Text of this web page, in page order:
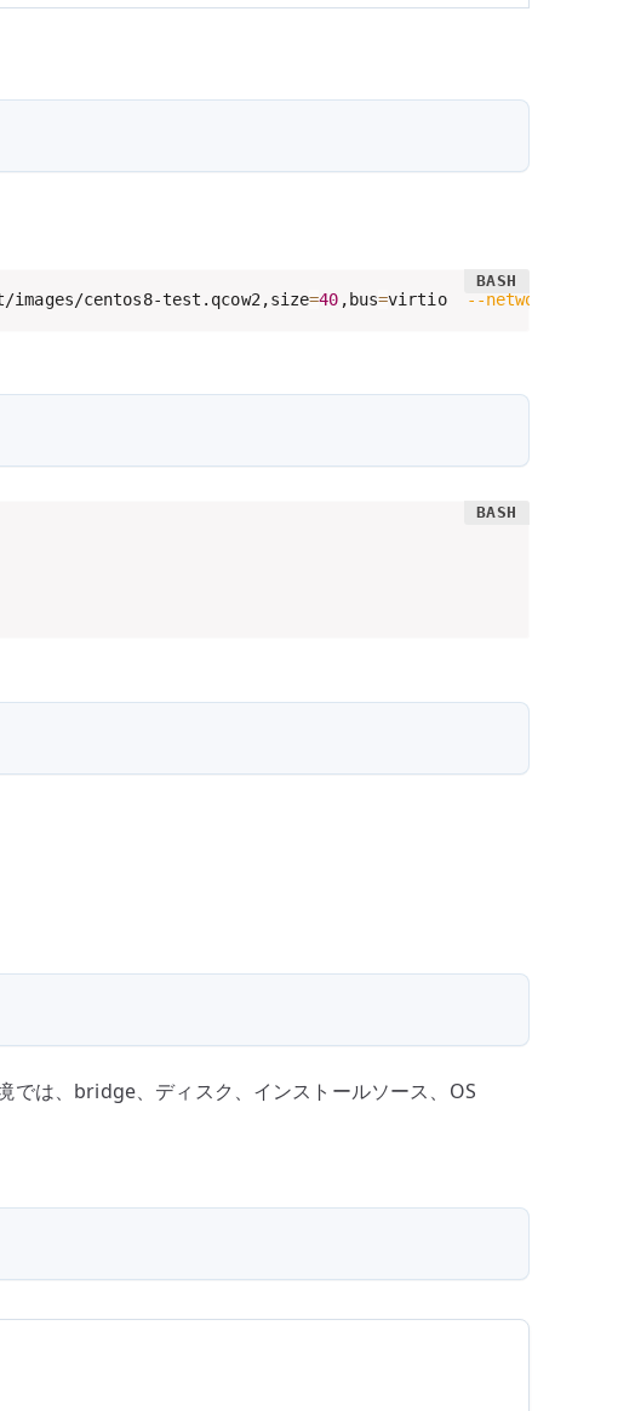
centos8-test.qcow2,size=40 ,bus=virtio --network
は、bridge、ディスク、インストールソース、OS